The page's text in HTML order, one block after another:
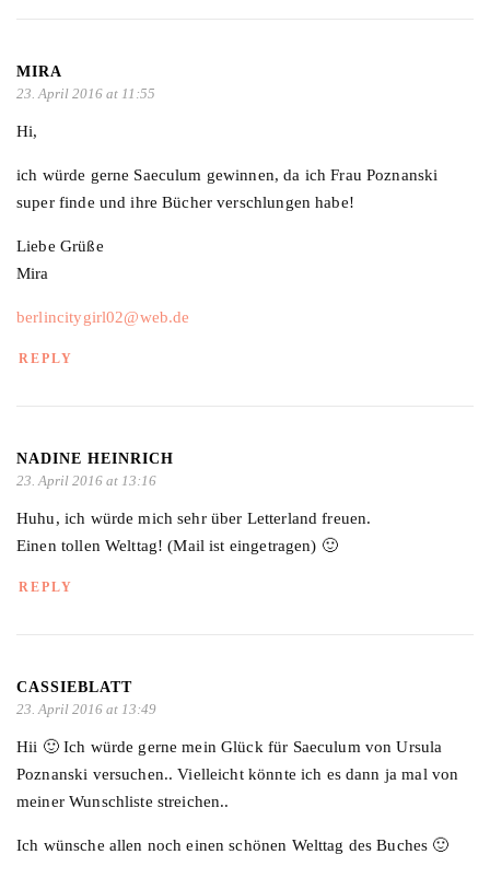
MIRA
23. April 2016 at 11:55
Hi,
ich würde gerne Saeculum gewinnen, da ich Frau Poznanski
super finde und ihre Bücher verschlungen habe!
Liebe Grüße
Mira
berlincitygirl02@web.de
REPLY
NADINE HEINRICH
23. April 2016 at 13:16
Huhu, ich würde mich sehr über Letterland freuen.
Einen tollen Welttag! (Mail ist eingetragen) 🙂
REPLY
CASSIEBLATT
23. April 2016 at 13:49
Hii 🙂 Ich würde gerne mein Glück für Saeculum von Ursula
Poznanski versuchen.. Vielleicht könnte ich es dann ja mal von
meiner Wunschliste streichen..
Ich wünsche allen noch einen schönen Welttag des Buches 🙂